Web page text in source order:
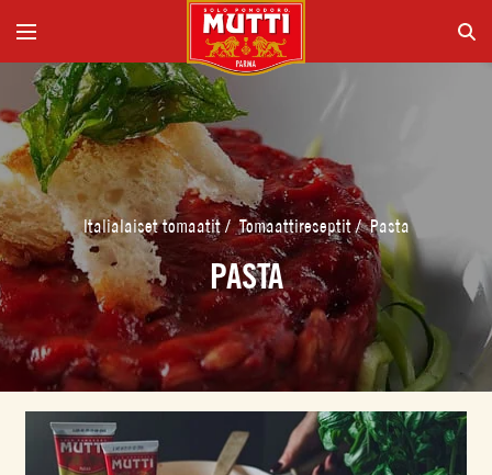
Italialaiset tomaatit/ Tomaattireseptit/ Pasta
PASTA